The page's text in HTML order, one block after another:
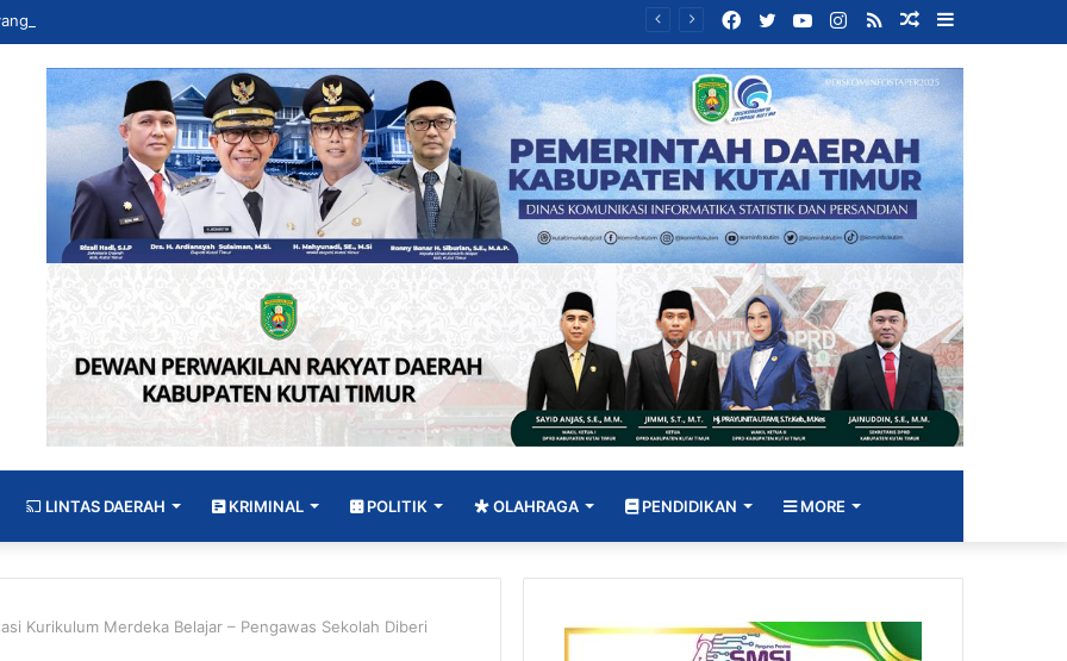
Random
Article
RSS
Instagram
YouTube
Twitter
Facebook
LINTAS DAERAH KRIMINAL POLITIK OLAHRAGA PENDIDIKAN MORE
Kurikulum Merdeka Belajar – Pengawas Sekolah Diberi